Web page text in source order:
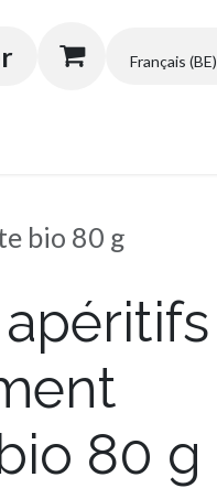
Français (BE)
bio 80 g
80 g